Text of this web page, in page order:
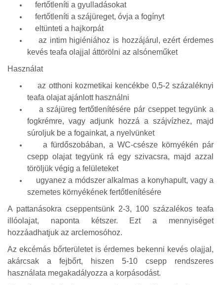
fertőtleníti a gyulladásokat
fertőtleníti a szájüreget, óvja a fogínyt
eltünteti a hajkorpát
az intim higiéniához is hozzájárul, ezért érdemes
kevés teafa olajjal áttörölni az alsóneműket
Használat
az otthoni kozmetikai kencékbe 0,5-2 százaléknyi
teafa olajat ajánlott használni
a szájüreg fertőtlenítésére pár cseppet tegyünk a
fogkrémre, vagy adjunk hozzá a szájvízhez, majd
súroljuk be a fogainkat, a nyelvünket
a fürdőszobában, a WC-csésze környékén pár
csepp olajat tegyünk rá egy szivacsra, majd azzal
töröljük végig a felületeket
ugyanez a módszer alkalmas a konyhapult, vagy a
szemetes környékének fertőtlenítésére
A pattanásokra cseppentsünk 2-3, 100 százalékos teafa
illóolajat, naponta kétszer. Ezt a mennyiséget
hozzáadhatjuk az arclemosóhoz.
Az ekcémás bőrterületet is érdemes bekenni kevés olajjal,
akárcsak a fejbőrt, hiszen 5-10 csepp rendszeres
használata megakadályozza a korpásodást.